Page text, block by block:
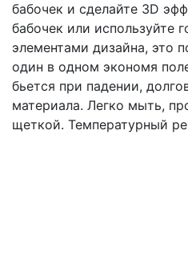
бабочек и сделайте 3D
бабочек или используйте
элементами дизайна, это
один в одном экономя
бьется при падении,
материала. Легко мыть,
щеткой. Температурный